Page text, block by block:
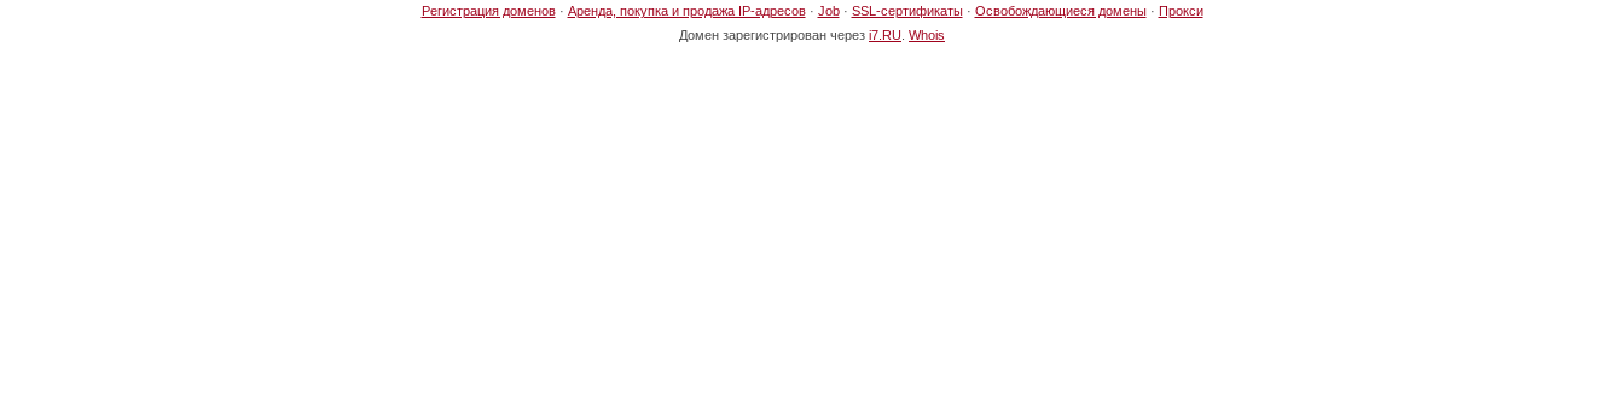
Регистрация доменов· Аренда, покупка и продажа IP-адресов· Job· SSL-сертификаты· Освобождающиеся домены· Прокси
Домен зарегистрирован через i7.RU Whois